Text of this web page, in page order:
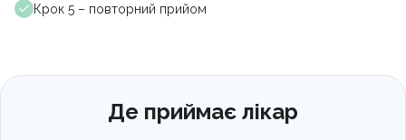
Крок 5 – повторний прийом
Де приймає лікар